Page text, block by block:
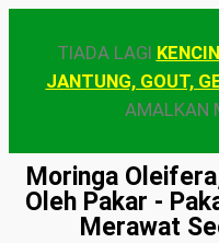
TIADA LAGI
JANTUNG, GOUT,
AMALKAN
Moringa
Oleh Pakar -
Merawat